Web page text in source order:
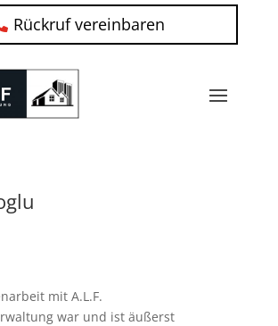
Rückruf vereinbaren
mit A.L.F.
war und ist äußerst